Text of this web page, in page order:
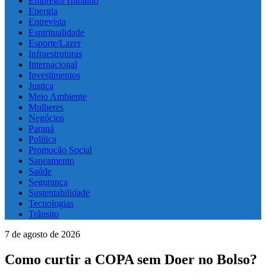
Energia
Entrevista
Espiritualidade
Esporte/Lazer
Infraestruturas
Internacional
Investimentos
Justiça
Meio Ambiente
Mulheres
Negócios
Paraná
Política
Promoção Social
Saneamento
Saúde
Segurança
Sustentabilidade
Tecnologias
Trânsito
7 de agosto de 2026
Como curtir a COPA sem Doer no Bolso?